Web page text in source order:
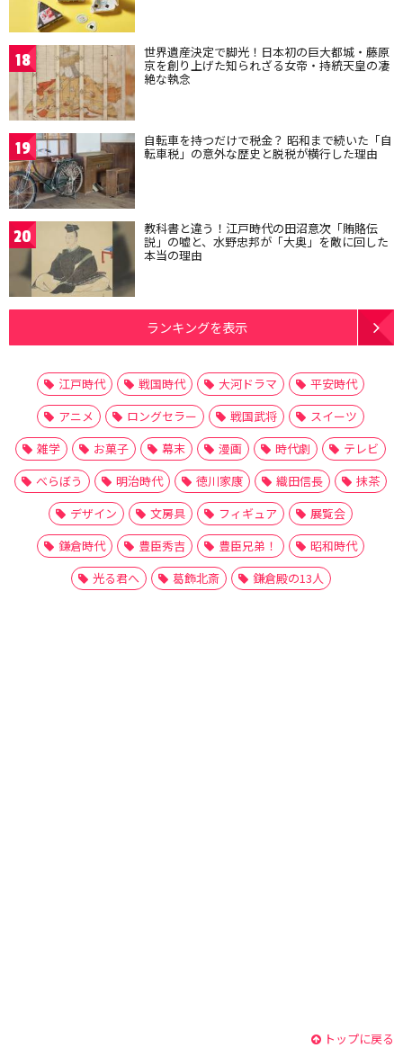
18 世界遺産決定で脚光！日本初の巨大都城・藤原
京を創り上げた知られざる女帝・持統天皇の凄
絶な執念
19 自転車を持つだけで税金？ 昭和まで続いた「自
転車税」の意外な歴史と脱税が横行した理由
20 教科書と違う！江戸時代の田沼意次「賄賂伝
説」の嘘と、水野忠邦が「大奥」を敵に回した
本当の理由
ランキングを表示
江戸時代 戦国時代 大河ドラマ
平安時代
アニメ
ロングセラー 戦国武将
スイーツ
雑学
お菓子 幕末 漫画 時代劇
テレビ
べらぼう
明治時代 徳川家康 織田信長
抹茶
デザイン
文房具 フィギュア
展覧会
鎌倉時代
豊臣秀吉 豊臣兄弟！
昭和時代
光る君へ
葛飾北斎 鎌倉殿の13人
トップに戻る